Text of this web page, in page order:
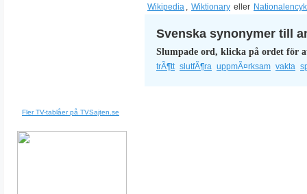
Fler TV-tablåer på TVSajten.se
Wikipedia , Wiktionary eller
Svenska synonymer till
Slumpade ord, klicka på ordet för
trÃ¶tt slutfÃ¶ra uppmÃ¤rksam vakta